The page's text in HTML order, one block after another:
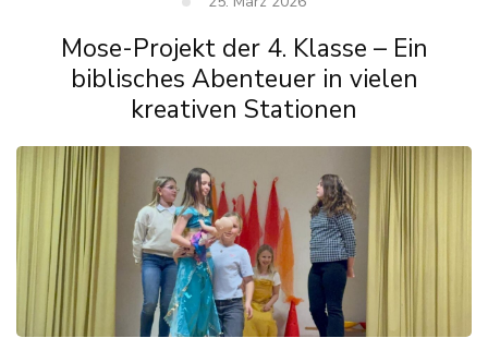
Mose-Projekt der 4. Klasse – Ein
biblisches Abenteuer in vielen
kreativen Stationen